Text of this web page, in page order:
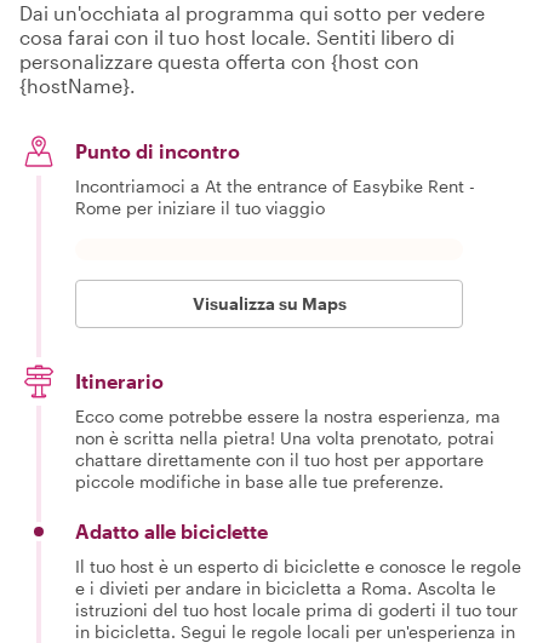
Dai un'occhiata al programma qui sotto per vedere
cosa farai con il tuo host locale. Sentiti libero di
personalizzare questa offerta con {host con
{hostName}.
Punto di incontro
Incontriamoci a At the entrance of Easybike Rent -
Rome per iniziare il tuo viaggio
Visualizza su Maps
Itinerario
Ecco come potrebbe essere la nostra esperienza, ma
non è scritta nella pietra! Una volta prenotato, potrai
chattare direttamente con il tuo host per apportare
piccole modifiche in base alle tue preferenze.
Adatto alle biciclette
Il tuo host è un esperto di biciclette e conosce le regole
e i divieti per andare in bicicletta a Roma. Ascolta le
istruzioni del tuo host locale prima di goderti il tuo tour
in bicicletta. Segui le regole locali per un'esperienza in